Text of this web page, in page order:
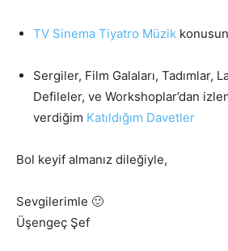
TV Sinema Tiyatro Müzik
Sergiler, Film Galaları, Tadımlar,
Defileler, ve Workshoplar’dan
verdiğim Katıldığım Davetler
Bol keyif almanız dileğiyle,
Sevgilerimle 🙂
Üşengeç Şef